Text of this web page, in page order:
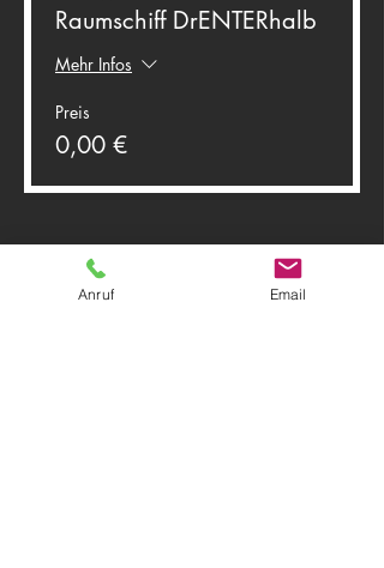
Raumschiff DrENTERhalb
Mehr Infos
Preis
0,00 €
Anruf Email